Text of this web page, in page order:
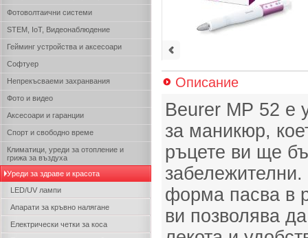
Фотоволтаични системи
STEM, IoT, Видеонаблюдение
Гейминг устройства и аксесоари
Софтуер
Непрекъсваеми захранвания
Фото и видео
Аксесоари и гаранции
Спорт и свободно време
Климатици, уреди за отопление и
грижа за въздуха
Уреди за здраве и красота
LED/UV лампи
Апарати за кръвно налягане
Електрически четки за коса
Описание
Beurer MP 52 е
за маникюр,
ръцете ви ще
форма пасва в
ви позволява